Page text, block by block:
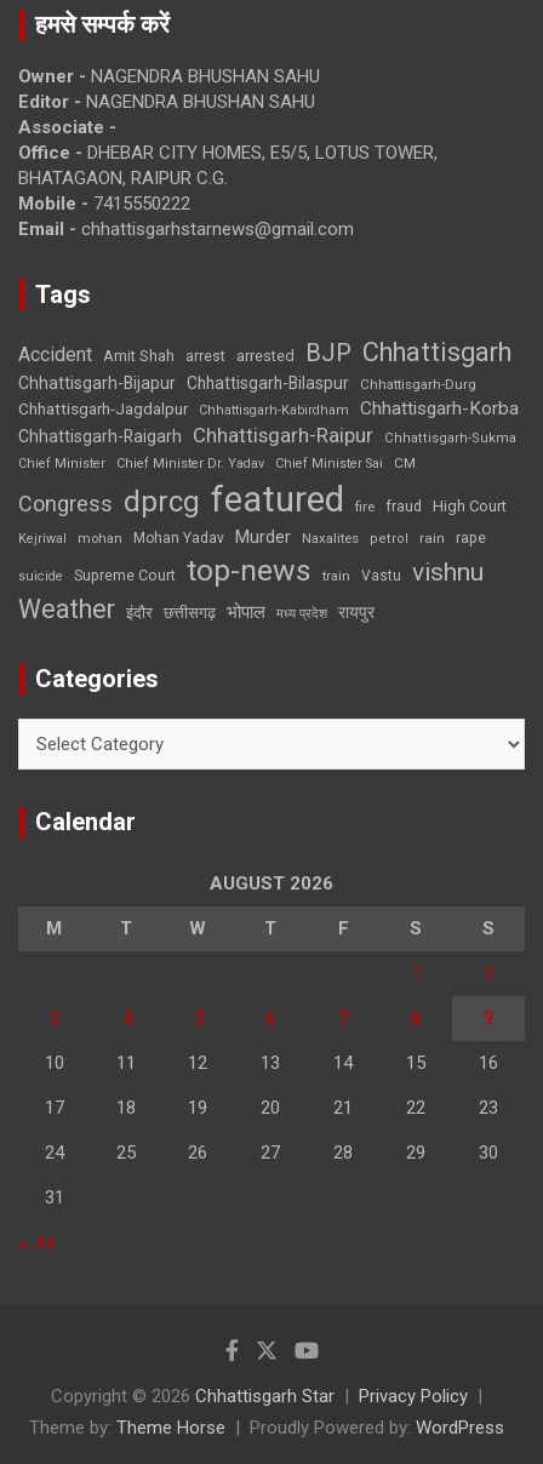
हमसे सम्पर्क करें
Owner - NAGENDRA BHUSHAN SAHU
Editor - NAGENDRA BHUSHAN SAHU
Associate -
Office - DHEBAR CITY HOMES, E5/5, LOTUS TOWER,
BHATAGAON, RAIPUR C.G.
Mobile - 7415550222
Email - chhattisgarhstarnews@gmail.com
Tags
Accident Amit Shah arrest arrested BJP Chhattisgarh
Chhattisgarh-Bijapur Chhattisgarh-Bilaspur Chhattisgarh-Durg
Chhattisgarh-Jagdalpur Chhattisgarh-Kabirdham Chhattisgarh-Korba
Chhattisgarh-Raigarh Chhattisgarh-Raipur
Chhattisgarh-Sukma
Chief Minister
Chief Minister Dr. Yadav Chief Minister Sai CM
Congress dprcg featured fire fraud High Court
Kejriwal mohan Mohan Yadav Murder Naxalites petrol rain rape
suicide Supreme Court top-news train Vastu vishnu
Weather इंदौर छत्तीसगढ़ भोपाल मध्य प्रदेश रायपुर
Categories
Calendar
AUGUST 2026
M T W T F S S
1 2
3 4 5 6 7 8 9
10 11 12 13 14 15 16
17 18 19 20 21 22 23
24 25 26 27 28 29 30
31
« Jul
Copyright © 2026 Chhattisgarh Star
Privacy Policy
Theme by: Theme Horse Proudly Powered by: WordPress